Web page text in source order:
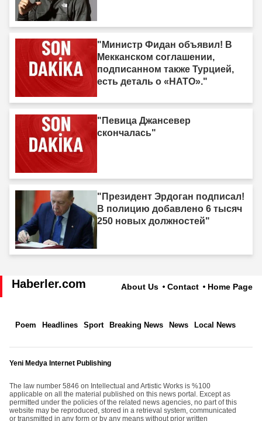
"Министр Фидан объявил! В
Мекканском соглашении,
подписанном также Турцией,
есть деталь о «НАТО»."
"Певица Джансевер
скончалась"
"Президент Эрдоган подписал!
В полицию добавлено 6 тысяч
250 новых должностей"
Haberler.com About Us Contact Home Page
Poem Headlines Sport Breaking News News Local News
Yeni Medya Internet Publishing
The law number 5846 on Intellectual and Artistic Works is %100
applicable on all the material published on this news portal. Except as
permitted under the policies of the related news agencies, no part of this
website may be reproduced, stored in a retrieval system, communicated
or transmitted in any form or by any means without prior written